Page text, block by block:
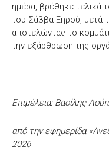
ημέρα, βρέθηκε τελικά
του Σάββα Ξηρού, μετά
αποτελώντας το
την εξάρθρωση της
Επιμέλεια: Βασίλης
από την εφημερίδα
2026